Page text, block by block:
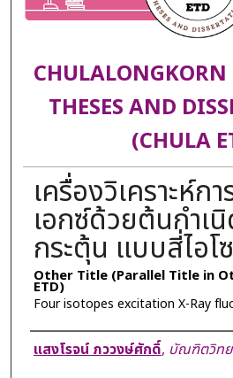
THESES AND
(CHULA
เครื่องวิเคราะห์ก
เอกซ์ด้วยต้นกำเ
กระตุ้น แบบสี่ไอโ
Other Title (Parallel Title in
ETD)
Four isotopes excitation X-Ray
Author
แสงโรจน์ ภววงษ์ศักดิ์, บัณฑิตวิท